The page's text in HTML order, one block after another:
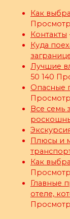
Как
Контакты
Куда
Лучшие
50 140
Опасные
Все семь
Плюсы и
Как
Главные
отеле,